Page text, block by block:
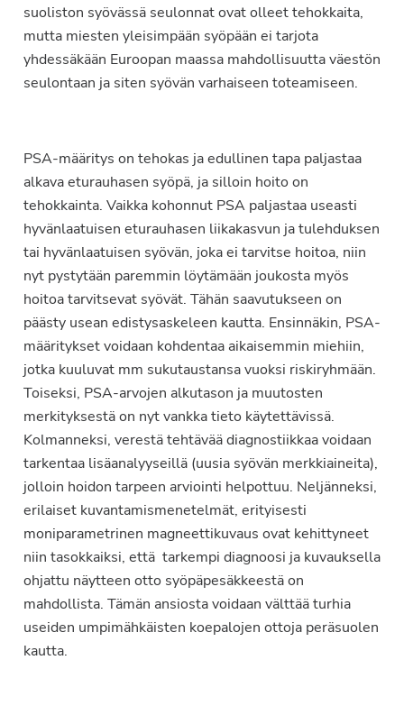
suoliston syövässä seulonnat ovat olleet tehokkaita,
mutta miesten yleisimpään syöpään ei tarjota
yhdessäkään Euroopan maassa mahdollisuutta väestön
seulontaan ja siten syövän varhaiseen toteamiseen.
PSA-määritys on tehokas ja edullinen tapa paljastaa
alkava eturauhasen syöpä, ja silloin hoito on
tehokkainta. Vaikka kohonnut PSA paljastaa useasti
hyvänlaatuisen eturauhasen liikakasvun ja tulehduksen
tai hyvänlaatuisen syövän, joka ei tarvitse hoitoa, niin
nyt pystytään paremmin löytämään joukosta myös
hoitoa tarvitsevat syövät. Tähän saavutukseen on
päästy usean edistysaskeleen kautta. Ensinnäkin, PSA-
määritykset voidaan kohdentaa aikaisemmin miehiin,
jotka kuuluvat mm sukutaustansa vuoksi riskiryhmään.
Toiseksi, PSA-arvojen alkutason ja muutosten
merkityksestä on nyt vankka tieto käytettävissä.
Kolmanneksi, verestä tehtävää diagnostiikkaa voidaan
tarkentaa lisäanalyyseillä (uusia syövän merkkiaineita),
jolloin hoidon tarpeen arviointi helpottuu. Neljänneksi,
erilaiset kuvantamismenetelmät, erityisesti
moniparametrinen magneettikuvaus ovat kehittyneet
niin tasokkaiksi, että tarkempi diagnoosi ja kuvauksella
ohjattu näytteen otto syöpäpesäkkeestä on
mahdollista. Tämän ansiosta voidaan välttää turhia
useiden umpimähkäisten koepalojen ottoja peräsuolen
kautta.